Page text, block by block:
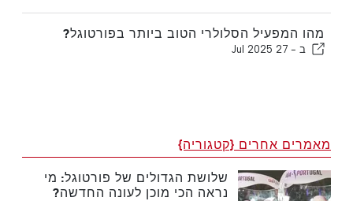
מהו המפעיל הסלולרי הטוב ביותר בפורטוגל?
ב - 27 Jul 2025
מאמרים אחרים {קטגוריה}
שלושת הגדולים של פורטוגל: מי
נראה הכי מוכן לעונה החדשה?